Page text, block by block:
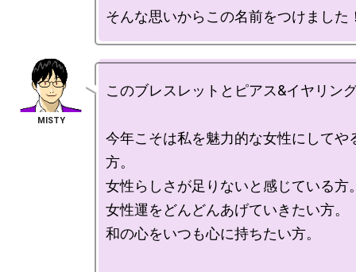
このブレスレットとピアス&イヤリン
今年こそは私を魅力的な女性にしてや
方。
女性らしさが足りないと感じている方
女性運をどんどんあげていきたい方。
和の心をいつも心に持ちたい方。